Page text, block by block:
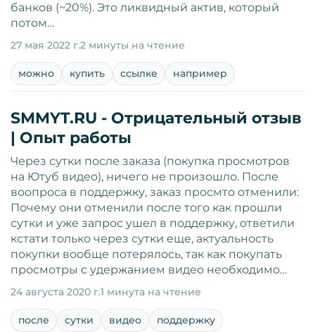
банков (~20%). Это ликвидный актив, который
потом…
27 мая 2022 г.2 минуты на чтение
можно купить ссылке например
SMMYT.RU - Отрицательный отзыв
| Опыт работы
Через сутки после заказа (покупка просмотров
на Ютуб видео), ничего не произошло. После
воопроса в поддержку, заказ просмто отменили:
Почему они отменили после того как прошли
сутки и уже запрос ушел в поддержку, ответили
кстати только через сутки еще, актуальность
покупки вообще потерялось, так как покупать
просмотры с удержанием видео необходимо…
24 августа 2020 г.1 минута на чтение
после сутки видео поддержку